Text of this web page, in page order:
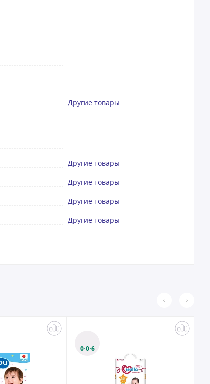
Другие товары
Другие товары
Другие товары
Другие товары
Другие товары
0·0·6